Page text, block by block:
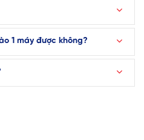
1 máy được không?